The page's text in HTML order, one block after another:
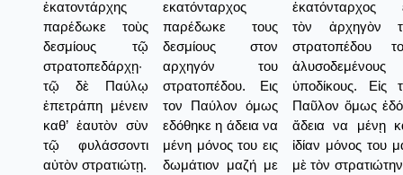
ἑκατοντάρχης
παρέδωκε τοὺς
δεσμίους τῷ
στρατοπεδάρχῃ·
τῷ δὲ Παύλῳ
ἐπετράπη μένειν
καθ’ ἑαυτὸν σὺν
τῷ φυλάσσοντι
αὐτὸν στρατιώτῃ.
εκατόνταρχος
παρέδωκε τους
δεσμίους στον
αρχηγόν του
στρατοπέδου. Εις
τον Παύλον όμως
εδόθηκε η άδεια να
μένη μόνος του εις
δωμάτιον μαζή με
ἑκατόνταρχος
τὸν ἀρχηγὸν
στρατοπέδου
ἁλυσοδεμένους
ὑποδίκους. Εἰς
Παῦλον ὅμως
ἄδεια να μένῃ
ἰδίαν μόνος του
μὲ τὸν